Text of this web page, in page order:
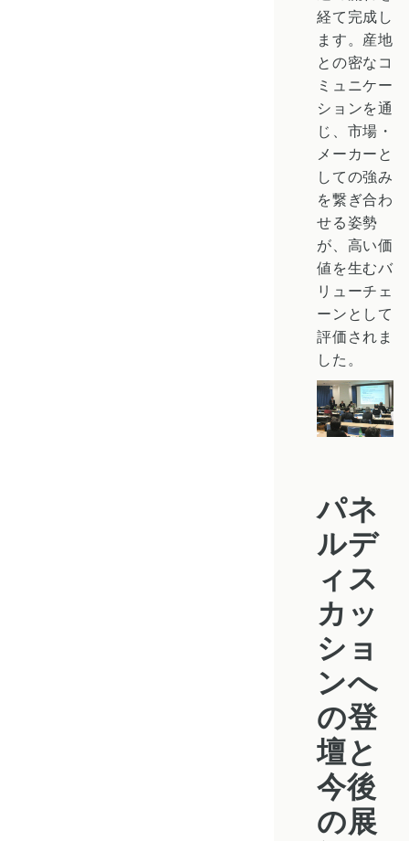
経て完成し
ます。産地
との密なコ
ミュニケー
ションを通
じ、市場・
メーカーと
しての強み
を繋ぎ合わ
せる姿勢
が、高い価
値を生むバ
リューチェ
ーンとして
評価されま
した。
パネ
ルデ
ィス
カッ
ショ
ンへ
の登
壇と
今後
の展